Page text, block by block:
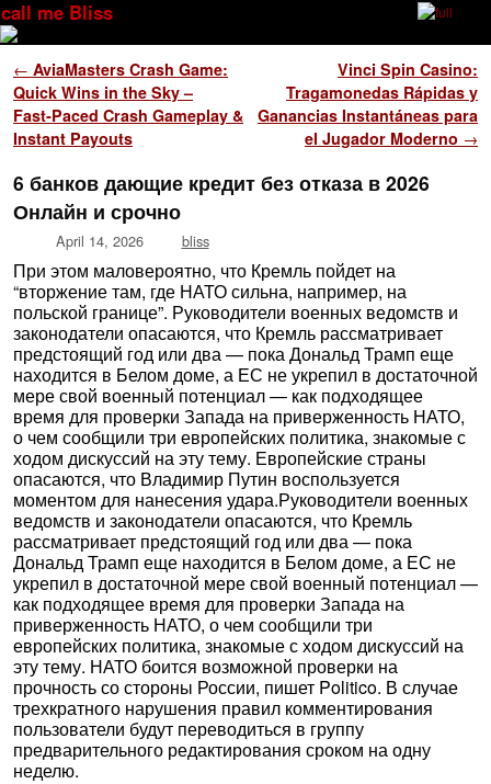
Skip to primary content
Skip to secondary content
call me Bliss
Post navigation
← AviaMasters Crash Game:
Quick Wins in the Sky –
Fast‑Paced Crash Gameplay &
Instant Payouts
Vinci Spin Casino:
Tragamonedas Rápidas y
Ganancias Instantáneas para
el Jugador Moderno →
6 банков дающие кредит без отказа в 2026
Онлайн и срочно
April 14, 2026 bliss
При этом маловероятно, что Кремль пойдет на
“вторжение там, где НАТО сильна, например, на
польской границе”. Руководители военных ведомств и
законодатели опасаются, что Кремль рассматривает
предстоящий год или два — пока Дональд Трамп еще
находится в Белом доме, а ЕС не укрепил в достаточной
мере свой военный потенциал — как подходящее
время для проверки Запада на приверженность НАТО,
о чем сообщили три европейских политика, знакомые с
ходом дискуссий на эту тему. Европейские страны
опасаются, что Владимир Путин воспользуется
моментом для нанесения удара.Руководители военных
ведомств и законодатели опасаются, что Кремль
рассматривает предстоящий год или два — пока
Дональд Трамп еще находится в Белом доме, а ЕС не
укрепил в достаточной мере свой военный потенциал —
как подходящее время для проверки Запада на
приверженность НАТО, о чем сообщили три
европейских политика, знакомые с ходом дискуссий на
эту тему. НАТО боится возможной проверки на
прочность со стороны России, пишет Politico. В случае
трехкратного нарушения правил комментирования
пользователи будут переводиться в группу
предварительного редактирования сроком на одну
неделю.